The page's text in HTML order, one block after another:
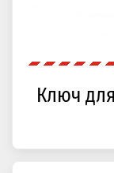
Ключ